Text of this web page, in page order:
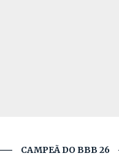
CAMPEÃ DO BBB 26